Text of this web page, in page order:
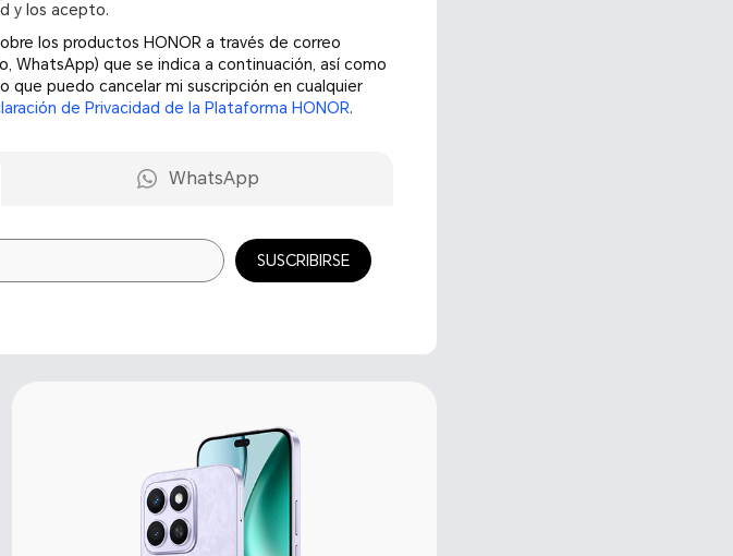
y los acepto.
los productos HONOR a través de correo
WhatsApp) que se indica a continuación, así como
que puedo cancelar mi suscripción en cualquier
de Privacidad de la Plataforma HONOR.
WhatsApp
SUSCRIBIRSE